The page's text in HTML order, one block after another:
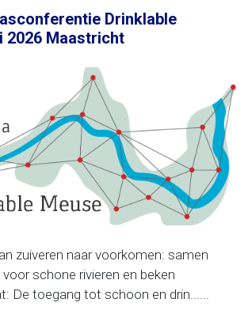
Drinklable
2026 Maastricht
zuiveren naar voorkomen: samen
schone rivieren en beken
De toegang tot schoon en drin......